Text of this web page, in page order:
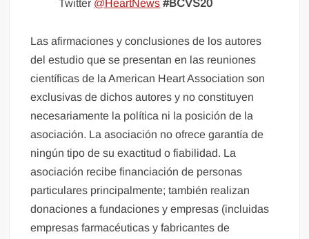
Twitter @HeartNews #BCVS20
Las afirmaciones y conclusiones de los autores
del estudio que se presentan en las reuniones
científicas de la American Heart Association son
exclusivas de dichos autores y no constituyen
necesariamente la política ni la posición de la
asociación. La asociación no ofrece garantía de
ningún tipo de su exactitud o fiabilidad. La
asociación recibe financiación de personas
particulares principalmente; también realizan
donaciones a fundaciones y empresas (incluidas
empresas farmacéuticas y fabricantes de